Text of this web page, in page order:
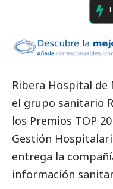
Ribera Hospital de
el grupo sanitario
los Premios TOP
Gestión
entrega la
información